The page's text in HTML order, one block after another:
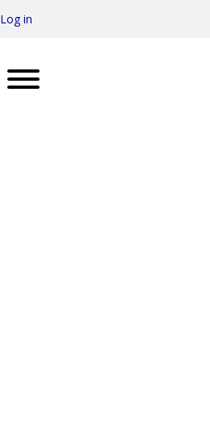
Log in